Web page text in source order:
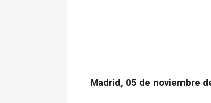
Madrid, 05 de noviembre